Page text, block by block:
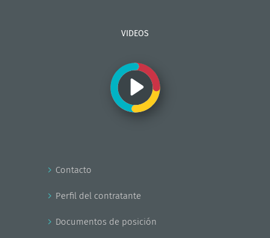
VIDEOS
Contacto
Perfil del contratante
Documentos de posición